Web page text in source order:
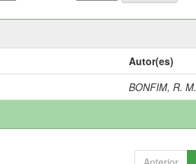
Autor(es)
BONFIM, R. M.